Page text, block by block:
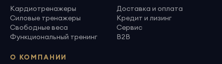
Кардиотренажеры
Силовые тренажеры
Свободные веса
Функциональный тренинг
Доставка и оплата
Кредит и лизинг
Сервис
B2B
О КОМПАНИИ